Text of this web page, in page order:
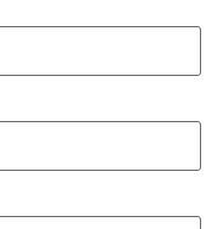
profissionais